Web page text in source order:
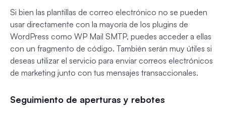
Si bien las plantillas de correo electrónico no se pueden
usar directamente con la mayoría de los plugins de
WordPress como WP Mail SMTP, puedes acceder a ellas
con un fragmento de código. También serán muy útiles si
deseas utilizar el servicio para enviar correos electrónicos
de marketing junto con tus mensajes transaccionales.
Seguimiento de aperturas y rebotes